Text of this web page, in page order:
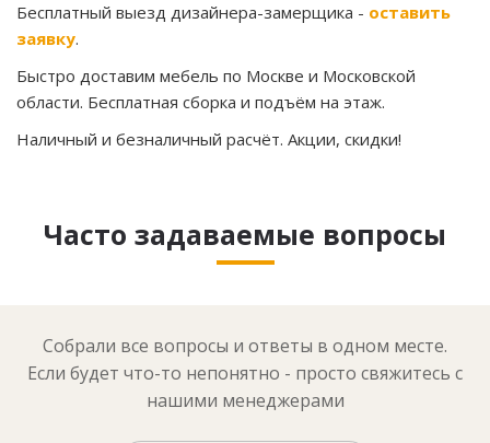
Бесплатный выезд дизайнера-замерщика - оставить
заявку.
Быстро доставим мебель по Москве и Московской
области. Бесплатная сборка и подъём на этаж.
Наличный и безналичный расчёт. Акции, скидки!
Часто задаваемые вопросы
Собрали все вопросы и ответы в одном месте.
Если будет что-то непонятно - просто свяжитесь с
нашими менеджерами